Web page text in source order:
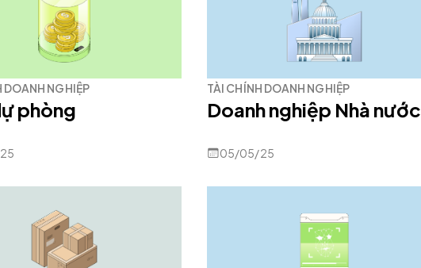
DOANH NGHIỆP
phòng
TÀI CHÍNH DOANH NGHIỆP
Doanh nghiệp Nhà nước
05/05/25